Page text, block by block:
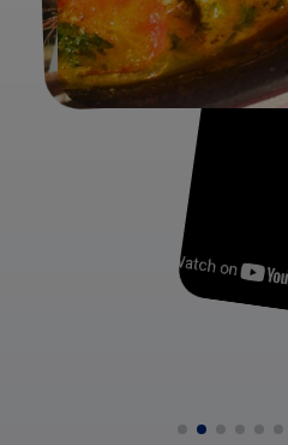
'Mineiro' en de
basis van onze unieke reizen,
highlights, naar de ware ziel
De Drie Pijlers van de
De unieke Braziliaanse
die je overal in het land
De Portugese Erfenis:De
onmiskenbaar aanwezig in de
de mijnstadjes vanMinas